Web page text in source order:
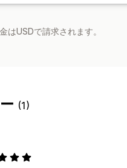
はUSDで請求されます。
(1)